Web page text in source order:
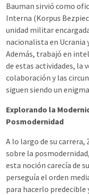
Bauman sirvió como
Interna (Korpus
unidad militar
nacionalista en Ucrania
Además, trabajó en
de estas actividades, la
colaboración y las
siguen siendo un enigma
Explorando la
Posmodernidad
A lo largo de su
sobre la
esta noción carecía de
perseguía el orden
para hacerlo